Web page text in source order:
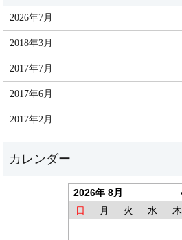
2026年7月
2018年3月
2017年7月
2017年6月
2017年2月
2026年 8月
日
月 火 水 木